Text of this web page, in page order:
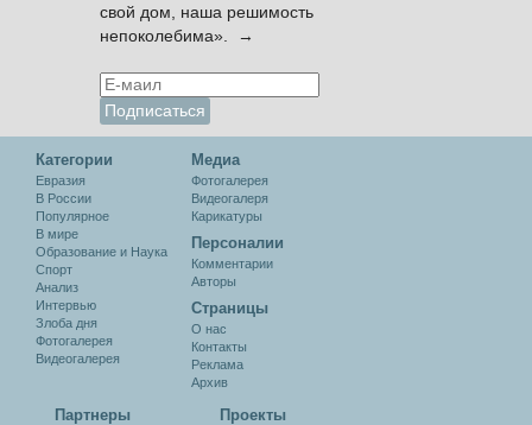
свой дом, наша решимость
непоколебима». →
Категории
Евразия
В России
Популярное
В мире
Образование и Наука
Спорт
Анализ
Интервью
Злоба дня
Фотогалерея
Видеогалерея
Медиа
Фотогалерея
Видеогалеря
Карикатуры
Персоналии
Комментарии
Авторы
Cтраницы
О нас
Контакты
Реклама
Архив
Партнеры Проекты